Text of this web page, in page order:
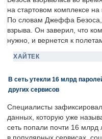
на стартовом комплексе
По словам Джеффа
взрыва. Он заверил, что
нужно, и вернется к
ХАЙТЕК
В сеть утекли 16 млрд
других сервисов
Специалисты
данных, которую уже
сеть попали почти 16 млрд